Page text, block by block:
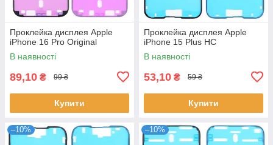
Проклейка дисплея Apple
iPhone 16 Pro Original
В наявності
89,10 ₴ 99 ₴
Купити
Проклейка дисплея Apple
iPhone 15 Plus HC
В наявності
53,10 ₴ 59 ₴
Купити
–10% –10%